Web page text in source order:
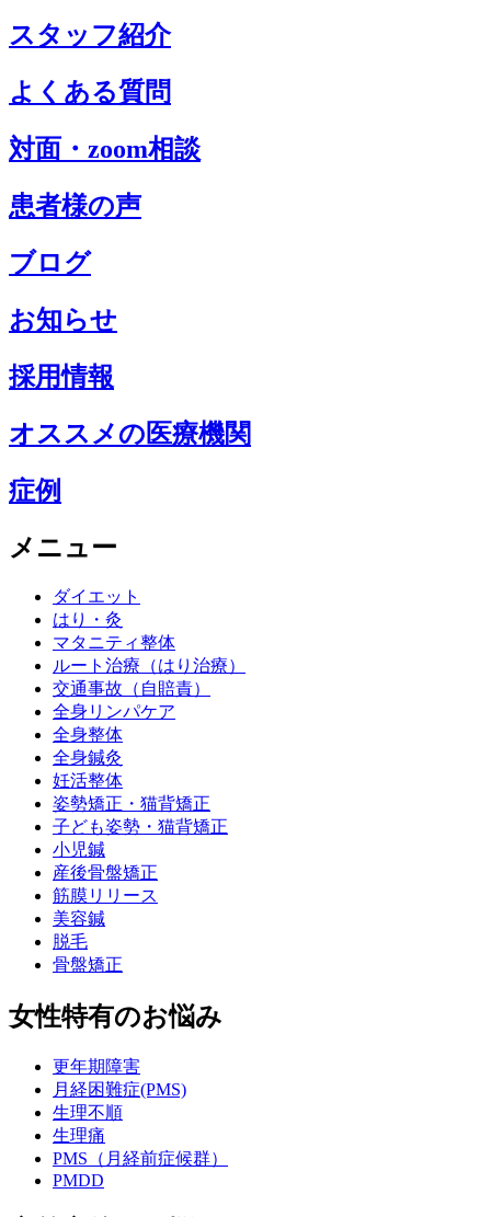
スタッフ紹介
よくある質問
対面・zoom相談
患者様の声
ブログ
お知らせ
採用情報
オススメの医療機関
症例
メニュー
ダイエット
はり・灸
マタニティ整体
ルート治療（はり治療）
交通事故（自賠責）
全身リンパケア
全身整体
全身鍼灸
妊活整体
姿勢矯正・猫背矯正
子ども姿勢・猫背矯正
小児鍼
産後骨盤矯正
筋膜リリース
美容鍼
脱毛
骨盤矯正
女性特有のお悩み
更年期障害
月経困難症(PMS)
生理不順
生理痛
PMS（月経前症候群）
PMDD